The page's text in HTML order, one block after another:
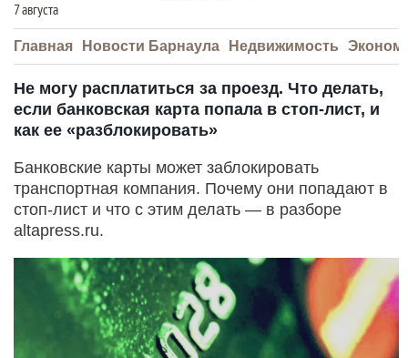
7 августа
Главная Новости Барнаула Недвижимость
Не могу расплатиться за проезд. Что делать,
если банковская карта попала в стоп-лист, и
как ее «разблокировать»
Банковские карты может заблокировать
транспортная компания. Почему они попадают в
стоп-лист и что с этим делать — в разборе
altapress.ru.